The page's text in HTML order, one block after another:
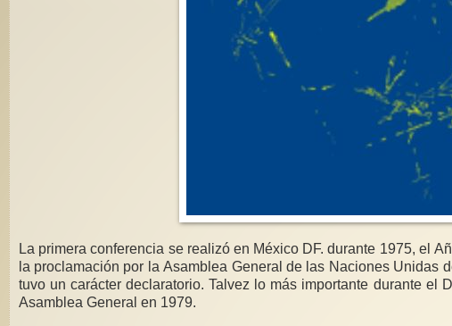
La primera conferencia se realizó en México DF. durante 1975, el Año Internacional de la Mujer. En esta conferencia los Estados adoptaron un Plan de Acción que tuvo como resultado
la proclamación por la Asamblea General de las Naciones Unidas del “Decenio de las Naciones Unidas para la Mujer (1975-1985). Es debido a esto que se dice que esta conferencia
tuvo un carácter declaratorio. Talvez lo más importante durante el Decenio, desde el punto de vista de los derechos humanos de las mujeres, fue la aprobación de la CEDAW por la
Asamblea General en 1979.